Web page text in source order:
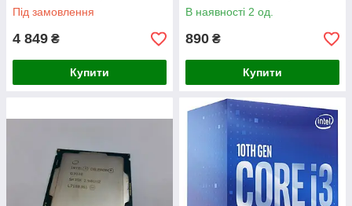
Під замовлення
4 849 ₴
Купити
В наявності 2 од.
890 ₴
Купити